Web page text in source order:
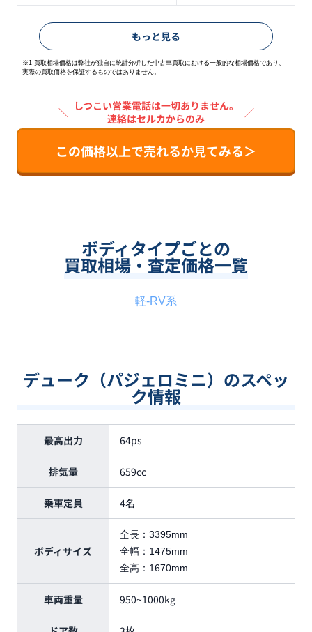
もっと見る
※1 買取相場価格は弊社が独自に統計分析した中古車買取における一般的な相場価格であり、
実際の買取価格を保証するものではありません。
＼ しつこい営業電話は一切ありません。
連絡はセルカからのみ
／
この価格以上で売れるか見てみる＞
ボディタイプごとの
買取相場・査定価格一覧
軽-RV系
デューク（パジェロミニ）のスペッ
ク情報
最高出力 64ps
排気量 659cc
乗車定員 4名
ボディサイズ
全長： 3395mm
全幅： 1475mm
全高： 1670mm
車両重量 950~1000kg